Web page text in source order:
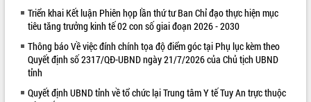
Lễ truy tặng danh hiệu “Bà Mẹ Việt
Nam Anh hùng” và trao Huân chương
UBND tỉnh Đắk Lắk triển khai nhiệm
vụ 6 tháng cuối năm 2026
Kỳ họp thứ Hai, Hội đồng nhân dân
ALBUM ẢNH
Triển khai Kết luận Phiên họp lần thứ tư Ban Chỉ đạo thực hiện mục
tiêu tăng trưởng kinh tế 02 con số giai đoạn 2026 - 2030
Thông báo Về việc đính chính tọa độ điểm góc tại Phụ lục kèm theo
Quyết định số 2317/QĐ-UBND ngày 21/7/2026 của Chủ tịch UBND
tỉnh
Quyết định UBND tỉnh về tổ chức lại Trung tâm Y tế Tuy An trực thuộc